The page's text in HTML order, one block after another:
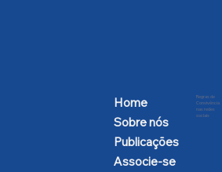
Home
Sobre nós
Publicações
Associe-se
Regras de
Convivência
nas redes
sociais